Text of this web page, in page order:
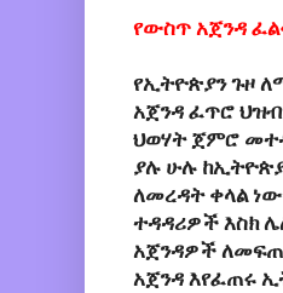
የውስጥ አጀንዳ
የኢትዮጵያን ጉዞ
አጀንዳ ፈጥሮ
ህወሃት ጀምሮ
ያሉ ሁሉ
ለመረዳት ቀላል
ተዳዳሪዎች እስክ
አጀንዳዎች
አጀንዳ እየፈጠሩ